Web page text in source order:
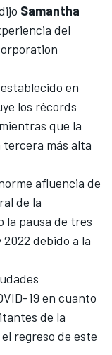
Samantha
del
en
los récords
que la
más alta
afluencia de
de la
la pausa de tres
debido a la
19 en cuanto
de la
regreso de este